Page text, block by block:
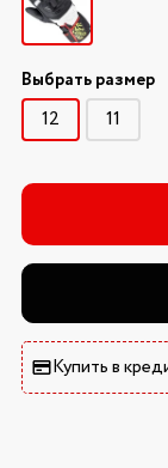
Выбрать размер
12 11
Купить в